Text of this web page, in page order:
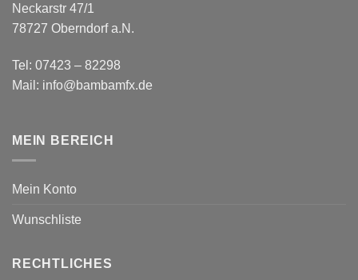
Neckarstr 47/1
78727 Oberndorf a.N.
Tel: 07423 – 82298
Mail: info@bambamfx.de
MEIN BEREICH
Mein Konto
Wunschliste
RECHTLICHES